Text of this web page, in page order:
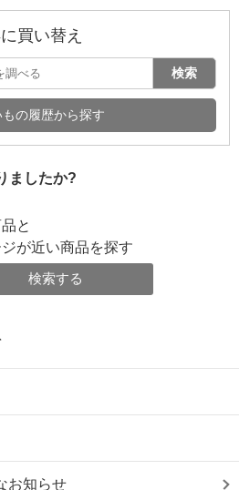
買い替え
検索
もの履歴から探す
ましたか?
と
が近い商品を探す
検索する
お知らせ